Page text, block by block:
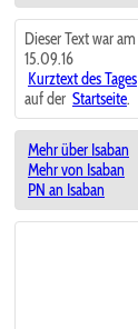
Dieser Text war am
15.09.16
Kurztext des Tages
auf der Startseite.
Mehr über Isaban
Mehr von Isaban
PN an Isaban